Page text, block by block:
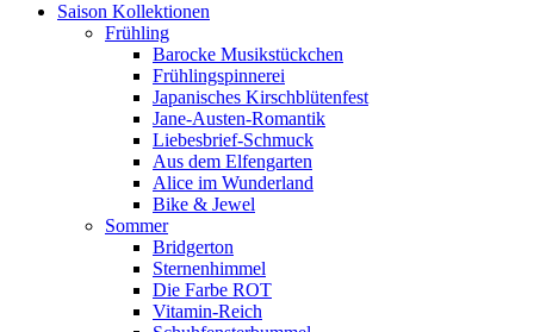
Saison Kollektionen
Frühling
Barocke Musikstückchen
Frühlingspinnerei
Japanisches Kirschblütenfest
Jane-Austen-Romantik
Liebesbrief-Schmuck
Aus dem Elfengarten
Alice im Wunderland
Bike & Jewel
Sommer
Bridgerton
Sternenhimmel
Die Farbe ROT
Vitamin-Reich